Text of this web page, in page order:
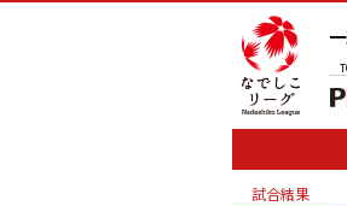
試合結果